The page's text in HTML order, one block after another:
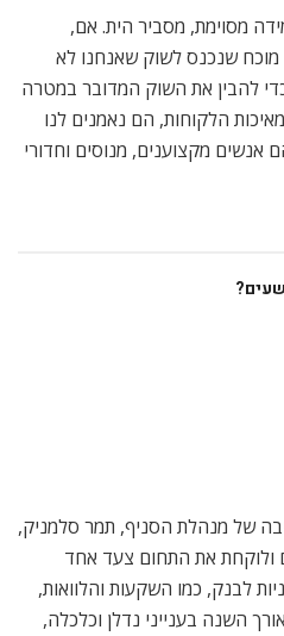
מסוימת, מסביר הית. אם,
מוכח שנכנס לשוק שאנחנו לא
להבין את השוק המדובר במטרה
הלקוחות, הם נאמנים לנו
אנשים מקצוענים, מנוסים וחדורי
של מנהלת הסניף, תמר סלמניק,
את התחום צעד אחד
לבנק, כמו השקעות והלוואות,
השנה בענייני נדלן וכלכלה,